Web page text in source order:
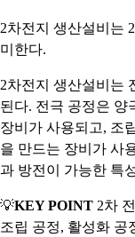
2차전지 생산설비는
미한다.
2차전지 생산설비는
된다. 전극 공정은 양
장비가 사용되고, 조
을 만드는 장비가 사
과 방전이 가능한 특
💡KEY POINT 2차
조립 공정, 활성화 공